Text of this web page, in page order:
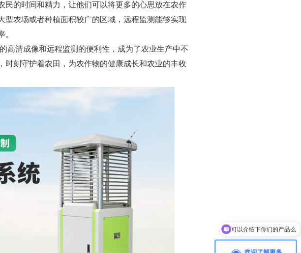
民的时间和精力，让他们可以将更多的心思放在农作
型农场或者种植面积较广的区域，远程监测能够实现
。
高清成像和远程监测的便利性，成为了农业生产中不
时刻守护着农田，为农作物的健康成长和农业的丰收
你们是怎么收费的呢